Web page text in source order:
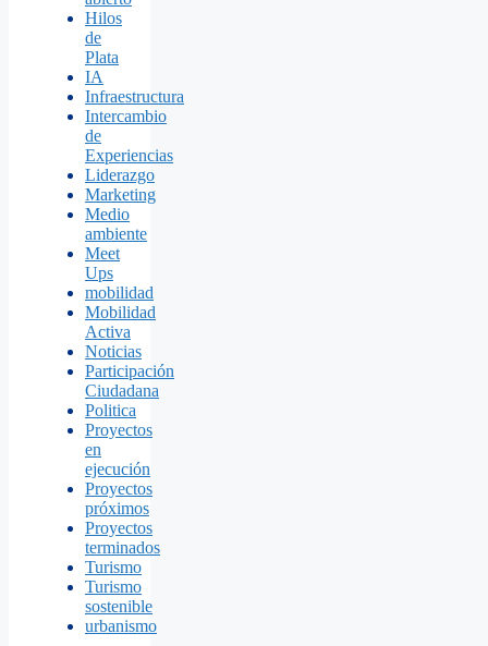
Hilos
de
Plata
IA
Infraestructura
Intercambio
de
Experiencias
Liderazgo
Marketing
Medio
ambiente
Meet
Ups
mobilidad
Mobilidad
Activa
Noticias
Participación
Ciudadana
Politica
Proyectos
en
ejecución
Proyectos
próximos
Proyectos
terminados
Turismo
Turismo
sostenible
urbanismo